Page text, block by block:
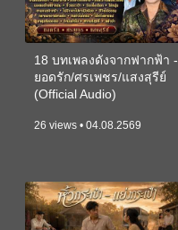
18 บทเพลงดังจากฟากฟ้า -
ยอดรัก/ศรเพชร/แสงสุรีย์
(Official Audio)
26 views • 04.08.2569